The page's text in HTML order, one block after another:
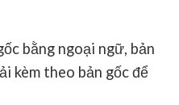
bằng ngoại ngữ, bản
kèm theo bản gốc để